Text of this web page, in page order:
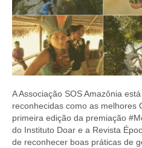
A Associação SOS Amazônia
reconhecidas como as melhores
primeira edição da premiação
do Instituto Doar e a Revista
de reconhecer boas práticas de